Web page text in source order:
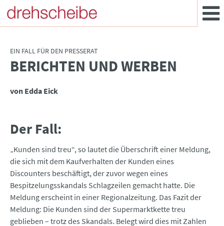
EIN FALL FÜR DEN PRESSERAT
:BERICHTEN UND WERBEN
von Edda Eick
Der Fall:
„Kunden sind treu“, so lautet die Überschrift einer Meldung,
die sich mit dem Kaufverhalten der Kunden eines
Discounters beschäftigt, der zuvor wegen eines
Bespitzelungsskandals Schlagzeilen gemacht hatte. Die
Meldung erscheint in einer Regionalzeitung. Das Fazit der
Meldung: Die Kunden sind der Supermarktkette treu
geblieben – trotz des Skandals. Belegt wird dies mit Zahlen